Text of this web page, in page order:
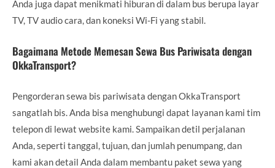
Anda juga dapat menikmati hiburan di dalam bus berupa layar
TV, TV audio cara, dan koneksi Wi-Fi yang stabil.
Bagaimana Metode Memesan Sewa Bus Pariwisata dengan
OkkaTransport?
Pengorderan sewa bis pariwisata dengan OkkaTransport
sangatlah bis. Anda bisa menghubungi dapat layanan kami tim
telepon di lewat website kami. Sampaikan detil perjalanan
Anda, seperti tanggal, tujuan, dan jumlah penumpang, dan
kami akan detail Anda dalam membantu paket sewa yang